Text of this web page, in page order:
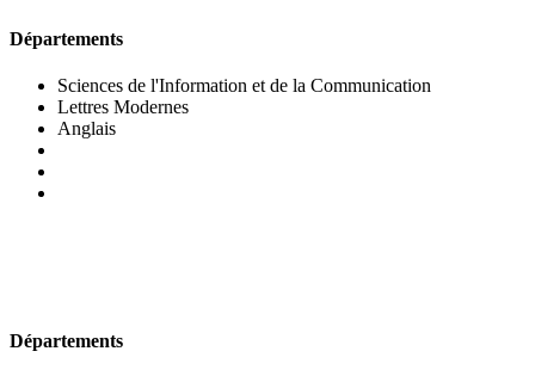
Départements
Sciences de l'Information et de la Communication
Lettres Modernes
Anglais
Départements